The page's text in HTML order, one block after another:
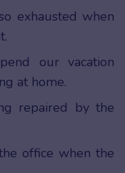
exhausted when
our vacation
at home.
repaired by the
office when the